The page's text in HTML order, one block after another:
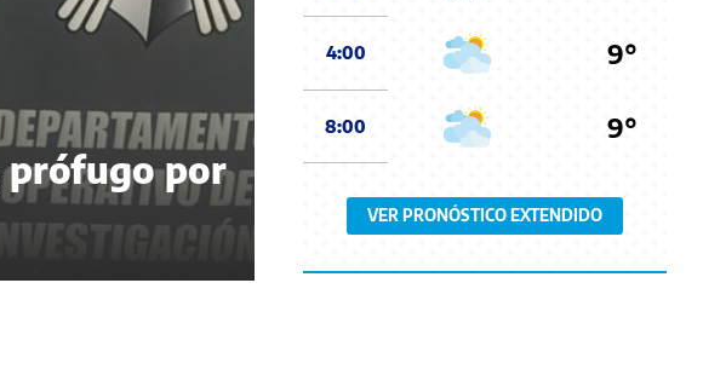
prófugo por
4:00 9°
8:00 9°
VER PRONÓSTICO EXTENDIDO